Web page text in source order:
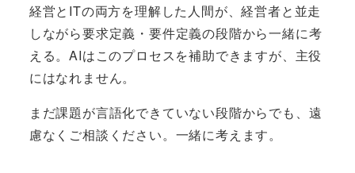
経営とITの両方を理解した人間が、経営者と並走
しながら要求定義・要件定義の段階から一緒に考
える。AIはこのプロセスを補助できますが、主役
にはなれません。
まだ課題が言語化できていない段階からでも、遠
慮なくご相談ください。一緒に考えます。